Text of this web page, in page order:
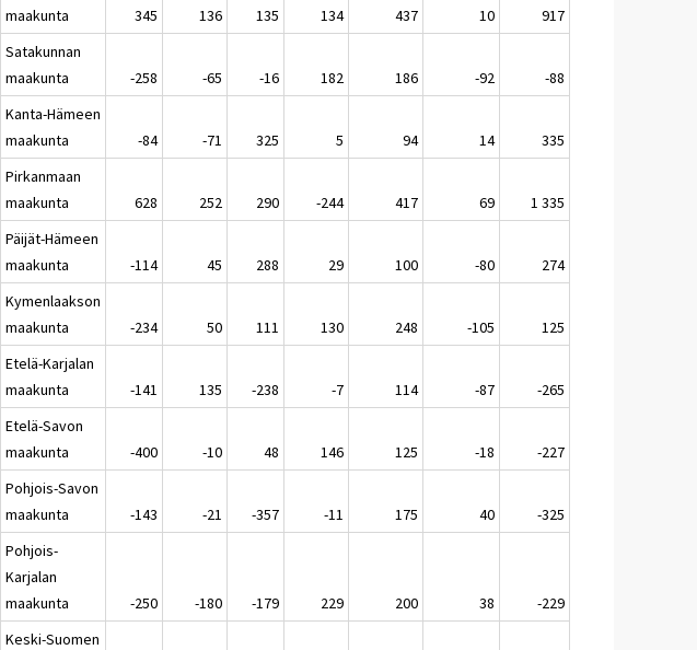
maakunta
345 136 135 134 437 10 917
Satakunnan
maakunta
-258 -65 -16 182 186 -92 -88
Kanta-Hämeen
maakunta
-84 -71 325 5 94 14 335
Pirkanmaan
maakunta
628 252 290 -244 417 69 1 335
Päijät-Hämeen
maakunta
-114 45 288 29 100 -80 274
Kymenlaakson
maakunta
-234 50 111 130 248 -105 125
Etelä-Karjalan
maakunta
-141 135 -238 -7 114 -87 -265
Etelä-Savon
maakunta
-400 -10 48 146 125 -18 -227
Pohjois-Savon
maakunta
-143 -21 -357 -11 175 40 -325
Pohjois-
Karjalan
maakunta
-250 -180 -179 229 200 38 -229
Keski-Suomen